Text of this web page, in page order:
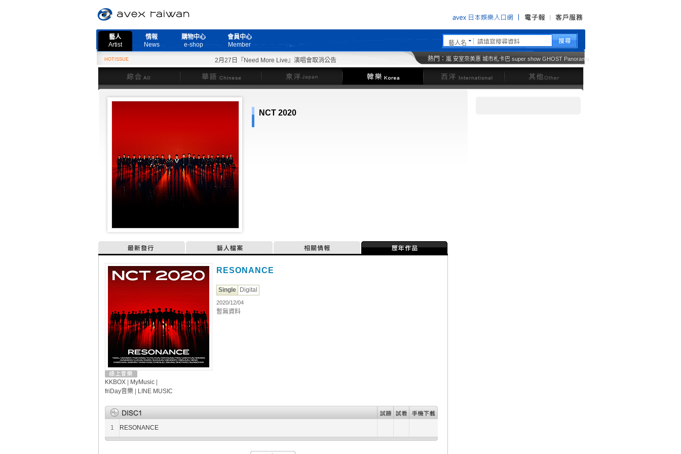
藝人
Artist
情報
News
購物中心
e-shop
會員中心
Member
藝人名
HOTISSUE 2月27日『Need More Live』演唱會取消公告 熱門： 嵐 安室奈美惠 城市札卡巴 super show GHOST Panorama
綜合 華語 東洋 韓樂 其他
NCT 2020
最新發行 藝人檔案 相關情報 歷年作品
KKBOX MyMusic
friDay音樂
LINE MUSIC
RESONANCE
Single Digital
2020/12/04
暫無資料
1 RESONANCE